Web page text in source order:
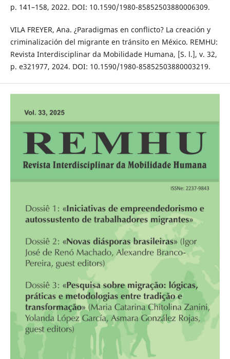
p. 141–158, 2022. DOI: 10.1590/1980-85852503880006309.
VILA FREYER, Ana. ¿Paradigmas en conflicto? La creación y
criminalización del migrante en tránsito en México. REMHU:
Revista Interdisciplinar da Mobilidade Humana, [S. l.], v. 32,
p. e321977, 2024. DOI: 10.1590/1980-85852503880003219.